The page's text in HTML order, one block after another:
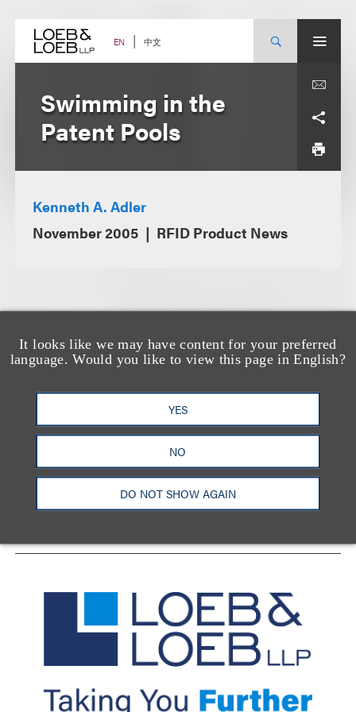
content EN 中文
It looks like we may have content for your preferred
language. Would you like to view this page in English?
YES
NO
DO NOT SHOW AGAIN
Swimming in the
Patent Pools
Kenneth A. Adler
November 2005
RFID Product News
芝加哥
华盛顿特区
旧金山 泰森斯
代表处
香港
Facebook X
联系我们
隐私政策 使用条款 订阅中心